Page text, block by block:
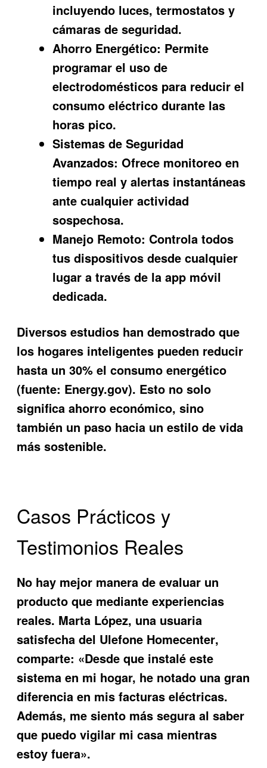
incluyendo luces, termostatos y
cámaras de seguridad.
Ahorro Energético: Permite
programar el uso de
electrodomésticos para reducir el
consumo eléctrico durante las
horas pico.
Sistemas de Seguridad
Avanzados: Ofrece monitoreo en
tiempo real y alertas instantáneas
ante cualquier actividad
sospechosa.
Manejo Remoto: Controla todos
tus dispositivos desde cualquier
lugar a través de la app móvil
dedicada.
Diversos estudios han demostrado que
los hogares inteligentes pueden reducir
hasta un 30% el consumo energético
(fuente: Energy.gov). Esto no solo
significa ahorro económico, sino
también un paso hacia un estilo de vida
más sostenible.
Casos Prácticos y
Testimonios Reales
No hay mejor manera de evaluar un
producto que mediante experiencias
reales. Marta López, una usuaria
satisfecha del Ulefone Homecenter,
comparte: «Desde que instalé este
sistema en mi hogar, he notado una gran
diferencia en mis facturas eléctricas.
Además, me siento más segura al saber
que puedo vigilar mi casa mientras
estoy fuera».